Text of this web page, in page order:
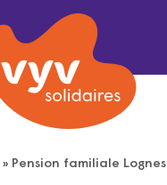
» Pension familiale Lognes